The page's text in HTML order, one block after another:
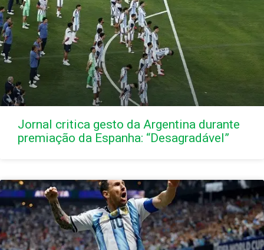
Jornal critica gesto da Argentina durante
premiação da Espanha: “Desagradável”